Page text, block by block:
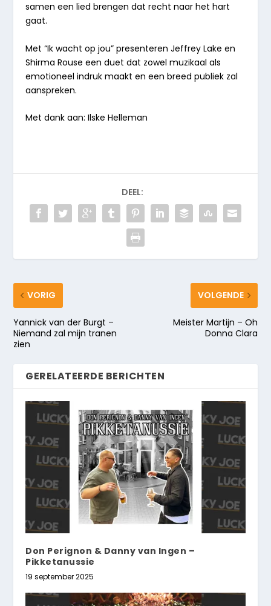
samen een lied brengen dat recht naar het hart
gaat.
Met “Ik wacht op jou” presenteren Jeffrey Lake en
Shirma Rouse een duet dat zowel muzikaal als
emotioneel indruk maakt en een breed publiek zal
aanspreken.
Met dank aan: Ilske Helleman
DEEL:
VORIG
Yannick van der Burgt –
Niemand zal mijn tranen
zien
VOLGENDE
Meister Martijn – Oh
Donna Clara
GERELATEERDE BERICHTEN
Don Perignon & Danny van Ingen –
Pikketanussie
19 september 2025